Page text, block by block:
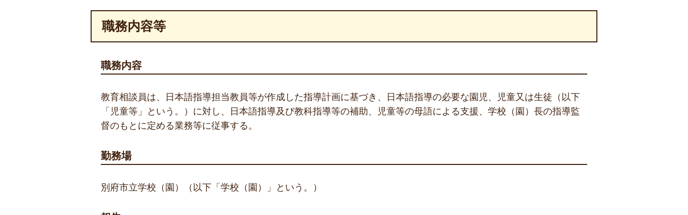
職務内容等
職務内容
教育相談員は、日本語指導担当教員等が作成した指導計画に基づき、日本語指導の必要な園児、児童又は生徒（以下
「児童等」という。）に対し、日本語指導及び教科指導等の補助、児童等の母語による支援、学校（園）長の指導監
督のもとに定める業務等に従事する。
勤務場
別府市立学校（園）（以下「学校（園）」という。）